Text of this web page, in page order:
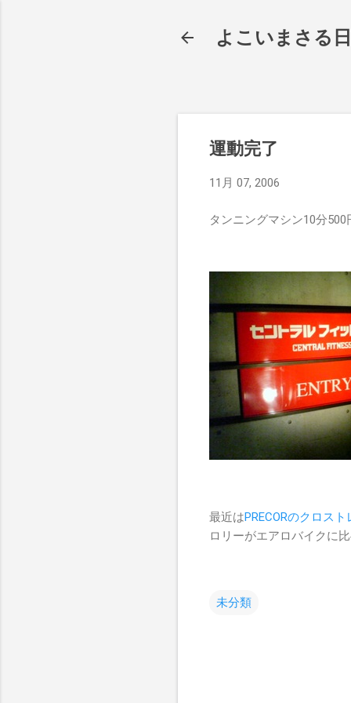
よこいまさる
運動完了
11月 07, 2006
タンニングマシン10分500
最近はPRECORのクロス
ロリーがエアロバイクに
未分類